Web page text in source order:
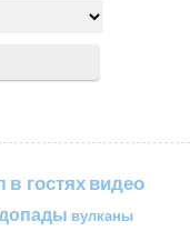
в гостяхвидео
вулканы